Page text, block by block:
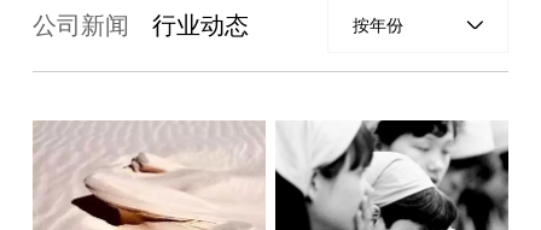
公司新闻 行业动态 按年份